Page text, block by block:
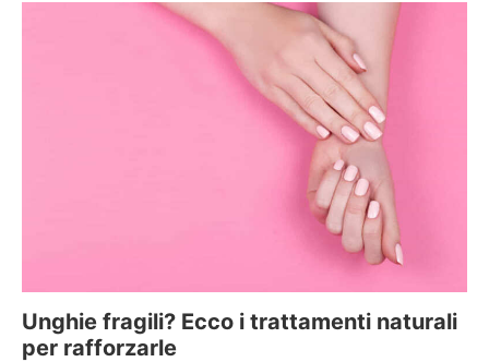
Unghie fragili? Ecco i trattamenti naturali
per rafforzarle